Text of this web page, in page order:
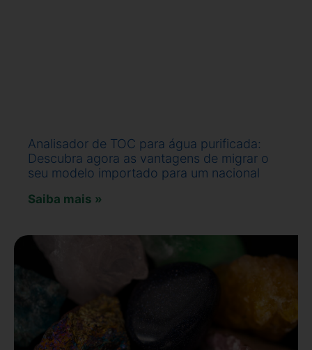
Analisador de TOC para água purificada:
Descubra agora as vantagens de migrar o
seu modelo importado para um nacional
Saiba mais »